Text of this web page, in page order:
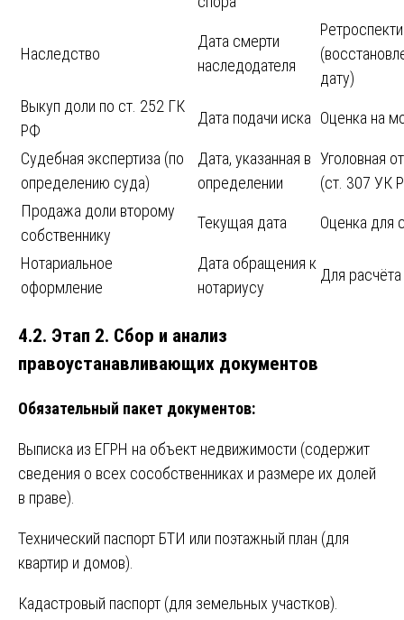
Наследство
Дата смерти
наследодателя
дату)
Выкуп доли по ст. 252 ГК
РФ
Дата подачи иска Оценка на
Судебная экспертиза (по
определению суда)
Дата, указанная в
определении
Уголовная
(ст. 307 УК
Продажа доли второму
собственнику
Текущая дата Оценка для
Нотариальное
оформление
Дата обращения к
нотариусу
Для
4.2. Этап 2. Сбор и анализ
правоустанавливающих документов
Обязательный пакет документов:
Выписка из ЕГРН на объект недвижимости (содержит
сведения о всех сособственниках и размере их долей
в праве).
Технический паспорт БТИ или поэтажный план (для
квартир и домов).
Кадастровый паспорт (для земельных участков).